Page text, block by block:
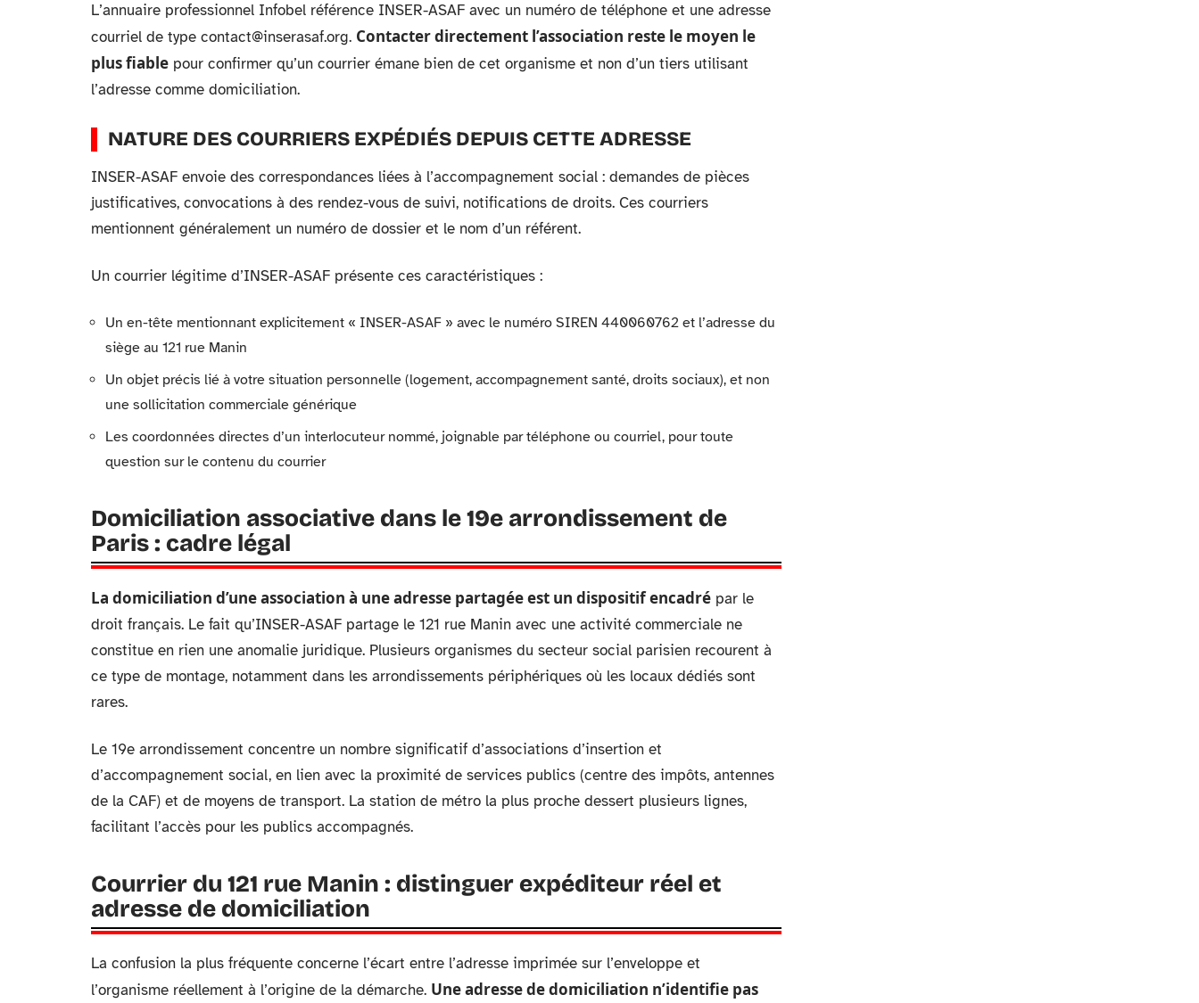
L’annuaire professionnel Infobel référence INSER-ASAF avec un numéro de téléphone et une adresse
courriel de type contact@inserasaf.org. Contacter directement l’association reste le moyen le
plus fiable pour confirmer qu’un courrier émane bien de cet organisme et non d’un tiers utilisant
l’adresse comme domiciliation.
NATURE DES COURRIERS EXPÉDIÉS DEPUIS CETTE ADRESSE
INSER-ASAF envoie des correspondances liées à l’accompagnement social : demandes de pièces
justificatives, convocations à des rendez-vous de suivi, notifications de droits. Ces courriers
mentionnent généralement un numéro de dossier et le nom d’un référent.
Un courrier légitime d’INSER-ASAF présente ces caractéristiques :
Un en-tête mentionnant explicitement « INSER-ASAF » avec le numéro SIREN 440060762 et l’adresse du
siège au 121 rue Manin
Un objet précis lié à votre situation personnelle (logement, accompagnement santé, droits sociaux), et non
une sollicitation commerciale générique
Les coordonnées directes d’un interlocuteur nommé, joignable par téléphone ou courriel, pour toute
question sur le contenu du courrier
Domiciliation associative dans le 19e arrondissement de
Paris : cadre légal
La domiciliation d’une association à une adresse partagée est un dispositif encadré par le
droit français. Le fait qu’INSER-ASAF partage le 121 rue Manin avec une activité commerciale ne
constitue en rien une anomalie juridique. Plusieurs organismes du secteur social parisien recourent à
ce type de montage, notamment dans les arrondissements périphériques où les locaux dédiés sont
rares.
Le 19e arrondissement concentre un nombre significatif d’associations d’insertion et
d’accompagnement social, en lien avec la proximité de services publics (centre des impôts, antennes
de la CAF) et de moyens de transport. La station de métro la plus proche dessert plusieurs lignes,
facilitant l’accès pour les publics accompagnés.
Courrier du 121 rue Manin : distinguer expéditeur réel et
adresse de domiciliation
La confusion la plus fréquente concerne l’écart entre l’adresse imprimée sur l’enveloppe et
l’organisme réellement à l’origine de la démarche. Une adresse de domiciliation n’identifie pas